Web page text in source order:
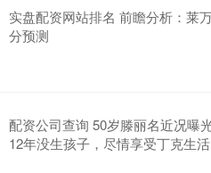
实盘配资网站排名 前瞻分析：莱
分预测
配资公司查询 50岁滕丽名近况曝
12年没生孩子，尽情享受丁克生活